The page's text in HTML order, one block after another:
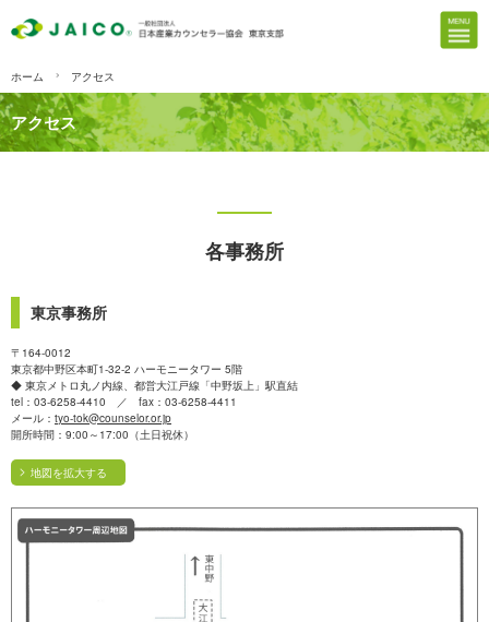
ホーム アクセス
アクセス
各事務所
東京事務所
〒164-0012
東京都中野区本町1-32-2 ハーモニータワー 5階
◆ 東京メトロ丸ノ内線、都営大江戸線「中野坂上」駅直結
tel：03-6258-4410 ／ fax：03-6258-4411
メール： tyo-tok@counselor.or.jp
開所時間：9:00～17:00（土日祝休）
地図を拡大する